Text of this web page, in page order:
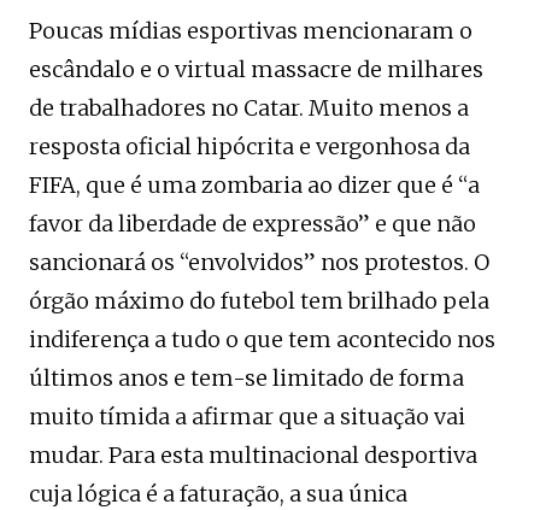
Poucas mídias esportivas mencionaram o
escândalo e o virtual massacre de milhares
de trabalhadores no Catar. Muito menos a
resposta oficial hipócrita e vergonhosa da
FIFA, que é uma zombaria ao dizer que é “a
favor da liberdade de expressão” e que não
sancionará os “envolvidos” nos protestos. O
órgão máximo do futebol tem brilhado pela
indiferença a tudo o que tem acontecido nos
últimos anos e tem-se limitado de forma
muito tímida a afirmar que a situação vai
mudar. Para esta multinacional desportiva
cuja lógica é a faturação, a sua única